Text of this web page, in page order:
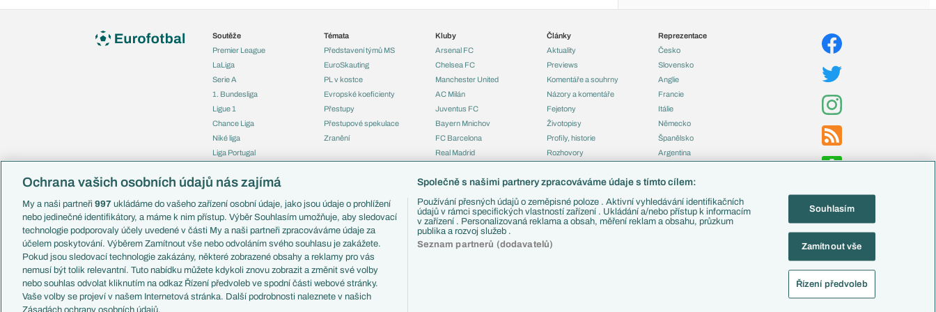
Soutěže
Premier League
LaLiga
Serie A
1. Bundesliga
Ligue 1
Chance Liga
Niké liga
Liga Portugal
Liga mistrů
Mistrovství světa
Liga národů
Témata
Představení týmů MS
EuroSkauting
PL v kostce
Evropské koeficienty
Přestupy
Přestupové spekulace
Zranění
Kluby
Arsenal FC
Chelsea FC
Manchester United
AC Milán
Juventus FC
Bayern Mnichov
FC Barcelona
Real Madrid
Články
Aktuality
Previews
Komentáře a souhrny
Názory a komentáře
Fejetony
Životopisy
Profily, historie
Rozhovory
Reprezentace
Česko
Slovensko
Anglie
Francie
Itálie
Německo
Španělsko
Argentina
Zápasy
Livescore
Copyright © 2001-2026 EuroFotbal.cz. Využíváme zpravodajství ČTK.
Ochrana vašich osobních údajů nás zajímá
My a naši partneři 997 ukládáme do vašeho zařízení osobní údaje, jako jsou údaje o prohlížení
nebo jedinečné identifikátory, a máme k nim přístup. Výběr Souhlasím umožňuje, aby sledovací
technologie podporovaly účely uvedené v části My a naši partneři zpracováváme údaje za
účelem poskytování. Výběrem Zamítnout vše nebo odvoláním svého souhlasu je zakážete.
Pokud jsou sledovací technologie zakázány, některé zobrazené obsahy a reklamy pro vás
nemusí být tolik relevantní. Tuto nabídku můžete kdykoli znovu zobrazit a změnit své volby
nebo souhlas odvolat kliknutím na odkaz Řízení předvoleb ve spodní části webové stránky.
Vaše volby se projeví v našem Internetová stránka. Další podrobnosti naleznete v našich
Zásadách ochrany osobních údajů.
Společně s našimi partnery zpracováváme údaje s tímto cílem:
Používání přesných údajů o zeměpisné poloze . Aktivní vyhledávání identifikačních
údajů v rámci specifických vlastností zařízení . Ukládání a/nebo přístup k informacím
v zařízení . Personalizovaná reklama a obsah, měření reklam a obsahu, průzkum
publika a rozvoj služeb .
Seznam partnerů (dodavatelů)
Souhlasím
Zamítnout vše
Řízení předvoleb